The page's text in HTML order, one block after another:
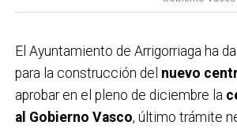
difusión de la campaña. Este
domingo,que ya evidenció el
de la localidad al proyecto ferroviario
configuración actual. Con estas
Ayuntamiento considera que la
El Ayuntamiento de Arrigorriaga ha
para la construcción del nuevo
aprobar en el pleno de diciembre la
al Gobierno Vasco, último trámite